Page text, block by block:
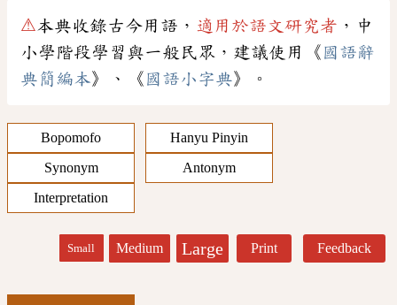
⚠本典收錄古今用語， 適用於語文研究者 ，中
小學階段學習與一般民眾，建議使用《 國語辭
典簡編本》、《 國語小字典》。
Bopomofo
Hanyu Pinyin
Synonym
Antonym
Interpretation
Small Medium Large Print Feedback